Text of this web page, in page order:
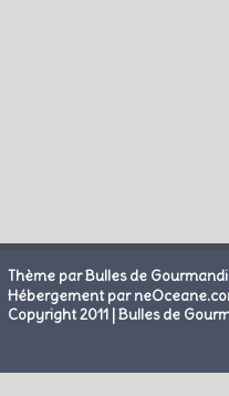
Thème par Bulles de
Hébergement par
Copyright 2011 | Bulles de